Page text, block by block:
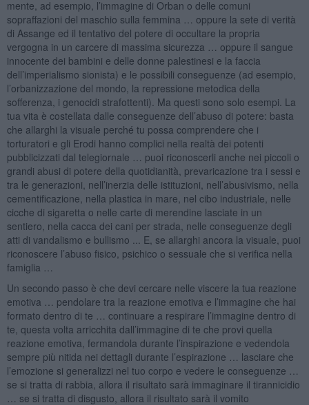
mente, ad esempio, l’immagine di Orban o delle comuni
sopraffazioni del maschio sulla femmina … oppure la sete di verità
di Assange ed il tentativo del potere di occultare la propria
vergogna in un carcere di massima sicurezza … oppure il sangue
innocente dei bambini e delle donne palestinesi e la faccia
dell’imperialismo sionista) e le possibili conseguenze (ad esempio,
l’orbanizzazione del mondo, la repressione metodica della
sofferenza, i genocidi strafottenti). Ma questi sono solo esempi. La
tua vita è costellata dalle conseguenze dell’abuso di potere: basta
che allarghi la visuale perché tu possa comprendere che i
torturatori e gli Erodi hanno complici nella realtà dei potenti
pubblicizzati dal telegiornale … puoi riconoscerli anche nei piccoli o
grandi abusi di potere della quotidianità, prevaricazione tra i sessi e
tra le generazioni, nell’inerzia delle istituzioni, nell’abusivismo, nella
cementificazione, nella plastica in mare, nel cibo industriale, nelle
cicche di sigaretta o nelle carte di merendine lasciate in un
sentiero, nella cacca dei cani per strada, nelle conseguenze degli
atti di vandalismo e bullismo ... E, se allarghi ancora la visuale, puoi
riconoscere l’abuso fisico, psichico o sessuale che si verifica nella
famiglia …
Un secondo passo è che devi cercare nelle viscere la tua reazione
emotiva … pendolare tra la reazione emotiva e l’immagine che hai
formato dentro di te … continuare a respirare l’immagine dentro di
te, questa volta arricchita dall’immagine di te che provi quella
reazione emotiva, fermandola durante l’inspirazione e vedendola
sempre più nitida nei dettagli durante l’espirazione … lasciare che
l’emozione si generalizzi nel tuo corpo e vedere le conseguenze …
se si tratta di rabbia, allora il risultato sarà immaginare il tirannicidio
… se si tratta di disgusto, allora il risultato sarà il vomito